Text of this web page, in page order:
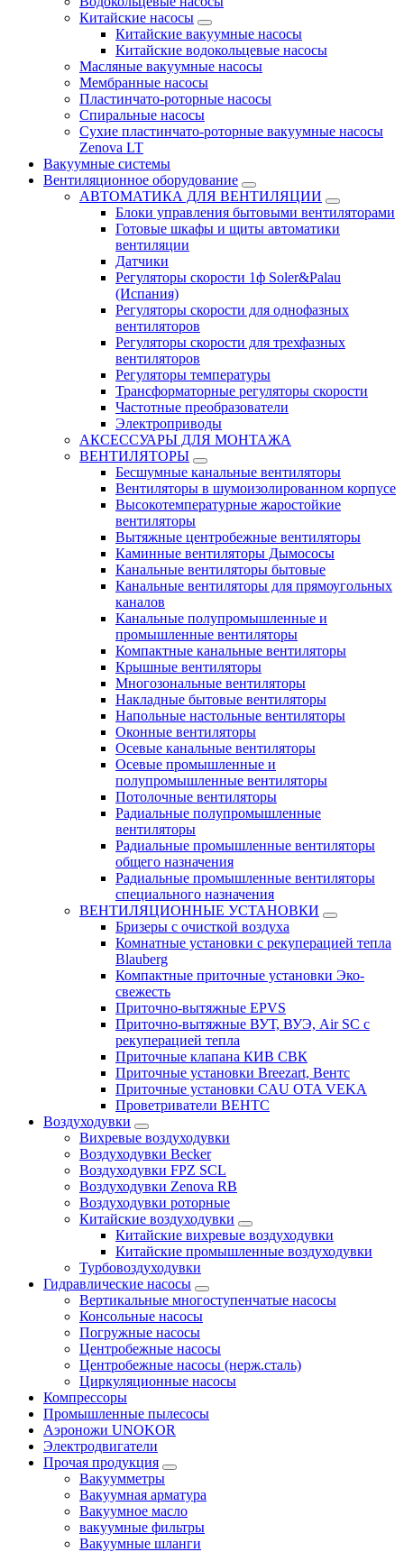
Китайские насосы
Китайские вакуумные насосы
Китайские водокольцевые насосы
Масляные вакуумные насосы
Мембранные насосы
Пластинчато-роторные насосы
Спиральные насосы
Сухие пластинчато-роторные вакуумные насосы
Zenova LT
Вакуумные системы
Вентиляционное оборудование
АВТОМАТИКА ДЛЯ ВЕНТИЛЯЦИИ
Блоки управления бытовыми вентиляторами
Готовые шкафы и щиты автоматики
вентиляции
Датчики
Регуляторы скорости 1ф Soler&Palau
(Испания)
Регуляторы скорости для однофазных
вентиляторов
Регуляторы скорости для трехфазных
вентиляторов
Регуляторы температуры
Трансформаторные регуляторы скорости
Частотные преобразователи
Электроприводы
АКСЕССУАРЫ ДЛЯ МОНТАЖА
ВЕНТИЛЯТОРЫ
Бесшумные канальные вентиляторы
Вентиляторы в шумоизолированном корпусе
Высокотемпературные жаростойкие
вентиляторы
Вытяжные центробежные вентиляторы
Каминные вентиляторы Дымососы
Канальные вентиляторы бытовые
Канальные вентиляторы для прямоугольных
каналов
Канальные полупромышленные и
промышленные вентиляторы
Компактные канальные вентиляторы
Крышные вентиляторы
Многозональные вентиляторы
Накладные бытовые вентиляторы
Напольные настольные вентиляторы
Оконные вентиляторы
Осевые канальные вентиляторы
Осевые промышленные и
полупромышленные вентиляторы
Потолочные вентиляторы
Радиальные полупромышленные
вентиляторы
Радиальные промышленные вентиляторы
общего назначения
Радиальные промышленные вентиляторы
специального назначения
ВЕНТИЛЯЦИОННЫЕ УСТАНОВКИ
Бризеры с очисткой воздуха
Комнатные установки с рекуперацией тепла
Blauberg
Компактные приточные установки Эко-
свежесть
Приточно-вытяжные EPVS
Приточно-вытяжные ВУТ, ВУЭ, Air SC с
рекуперацией тепла
Приточные клапана КИВ СВК
Приточные установки Breezart, Вентс
Приточные установки CAU OTA VEKA
Проветриватели ВЕНТС
Воздуходувки
Вихревые воздуходувки
Воздуходувки Becker
Воздуходувки FPZ SCL
Воздуходувки Zenova RB
Воздуходувки роторные
Китайские воздуходувки
Китайские вихревые воздуходувки
Китайские промышленные воздуходувки
Турбовоздуходувки
Гидравлические насосы
Вертикальные многоступенчатые насосы
Консольные насосы
Погружные насосы
Центробежные насосы
Центробежные насосы (нерж.сталь)
Циркуляционные насосы
Компрессоры
Промышленные пылесосы
Аэроножи UNOKOR
Электродвигатели
Прочая продукция
Вакуумметры
Вакуумная арматура
Вакуумное масло
вакуумные фильтры
Вакуумные шланги